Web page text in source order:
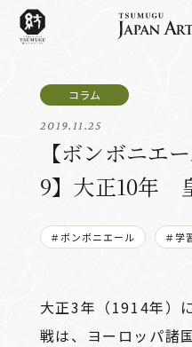
2019.11.25
【ボンボニエ
9】大正10年
＃ボンボニエール ＃学
大正3年（1914年）
戦は、ヨーロッパ諸